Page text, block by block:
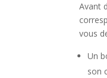
Avant
vous
Un
son